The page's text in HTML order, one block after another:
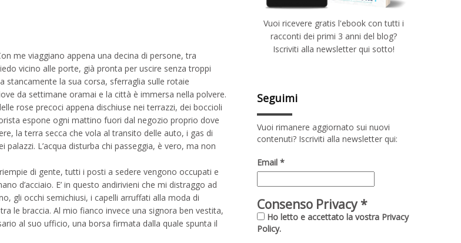
me viaggiano appena una decina di persone, tra
vicino alle porte, già pronta per uscire senza troppi
stancamente la sua corsa, sferraglia sulle rotaie
da settimane oramai e la città è immersa nella polvere.
rose precoci appena dischiuse nei terrazzi, dei boccioli
espone ogni mattino fuori dal negozio proprio dove
la terra secca che vola al transito delle auto, i gas di
L’acqua disturba chi passeggia, è vero, ma non
di gente, tutti i posti a sedere vengono occupati e
d’acciaio. E’ in questo andirivieni che mi distraggo ad
gli occhi semichiusi, i capelli arruffati alla moda di
le braccia. Al mio fianco invece una signora ben vestita,
al suo ufficio, una borsa firmata dalla quale spunta il
Vuoi ricevere gratis l'ebook con tutti i
racconti dei primi 3 anni del blog?
Iscriviti alla newsletter qui sotto!
Seguimi
Vuoi rimanere aggiornato sui nuovi
contenuti? Iscriviti alla newsletter qui:
Email *
Consenso Privacy*
Ho letto e accettato la vostra Privacy
Policy.